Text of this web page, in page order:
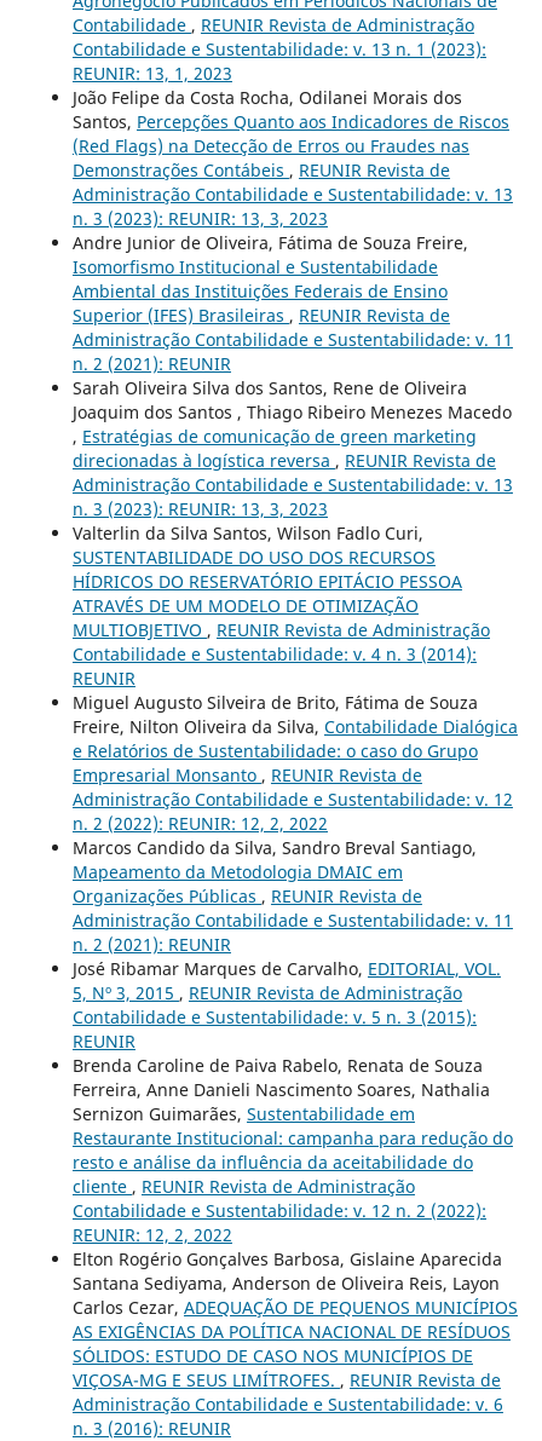
Contabilidade , REUNIR Revista de Administração
Contabilidade e Sustentabilidade: v. 13 n. 1 (2023):
REUNIR: 13, 1, 2023
João Felipe da Costa Rocha, Odilanei Morais dos
Santos, Percepções Quanto aos Indicadores de Riscos
(Red Flags) na Detecção de Erros ou Fraudes nas
Demonstrações Contábeis , REUNIR Revista de
Administração Contabilidade e Sustentabilidade: v. 13
n. 3 (2023): REUNIR: 13, 3, 2023
Andre Junior de Oliveira, Fátima de Souza Freire,
Isomorfismo Institucional e Sustentabilidade
Ambiental das Instituições Federais de Ensino
Superior (IFES) Brasileiras , REUNIR Revista de
Administração Contabilidade e Sustentabilidade: v. 11
n. 2 (2021): REUNIR
Sarah Oliveira Silva dos Santos, Rene de Oliveira
Joaquim dos Santos , Thiago Ribeiro Menezes Macedo
, Estratégias de comunicação de green marketing
direcionadas à logística reversa , REUNIR Revista de
Administração Contabilidade e Sustentabilidade: v. 13
n. 3 (2023): REUNIR: 13, 3, 2023
Valterlin da Silva Santos, Wilson Fadlo Curi,
SUSTENTABILIDADE DO USO DOS RECURSOS
HÍDRICOS DO RESERVATÓRIO EPITÁCIO PESSOA
ATRAVÉS DE UM MODELO DE OTIMIZAÇÃO
MULTIOBJETIVO , REUNIR Revista de Administração
Contabilidade e Sustentabilidade: v. 4 n. 3 (2014):
REUNIR
Miguel Augusto Silveira de Brito, Fátima de Souza
Freire, Nilton Oliveira da Silva, Contabilidade Dialógica
e Relatórios de Sustentabilidade: o caso do Grupo
Empresarial Monsanto , REUNIR Revista de
Administração Contabilidade e Sustentabilidade: v. 12
n. 2 (2022): REUNIR: 12, 2, 2022
Marcos Candido da Silva, Sandro Breval Santiago,
Mapeamento da Metodologia DMAIC em
Organizações Públicas , REUNIR Revista de
Administração Contabilidade e Sustentabilidade: v. 11
n. 2 (2021): REUNIR
José Ribamar Marques de Carvalho, EDITORIAL, VOL.
5, Nº 3, 2015 , REUNIR Revista de Administração
Contabilidade e Sustentabilidade: v. 5 n. 3 (2015):
REUNIR
Brenda Caroline de Paiva Rabelo, Renata de Souza
Ferreira, Anne Danieli Nascimento Soares, Nathalia
Sernizon Guimarães, Sustentabilidade em
Restaurante Institucional: campanha para redução do
resto e análise da influência da aceitabilidade do
cliente , REUNIR Revista de Administração
Contabilidade e Sustentabilidade: v. 12 n. 2 (2022):
REUNIR: 12, 2, 2022
Elton Rogério Gonçalves Barbosa, Gislaine Aparecida
Santana Sediyama, Anderson de Oliveira Reis, Layon
Carlos Cezar, ADEQUAÇÃO DE PEQUENOS MUNICÍPIOS
AS EXIGÊNCIAS DA POLÍTICA NACIONAL DE RESÍDUOS
SÓLIDOS: ESTUDO DE CASO NOS MUNICÍPIOS DE
VIÇOSA-MG E SEUS LIMÍTROFES. , REUNIR Revista de
Administração Contabilidade e Sustentabilidade: v. 6
n. 3 (2016): REUNIR